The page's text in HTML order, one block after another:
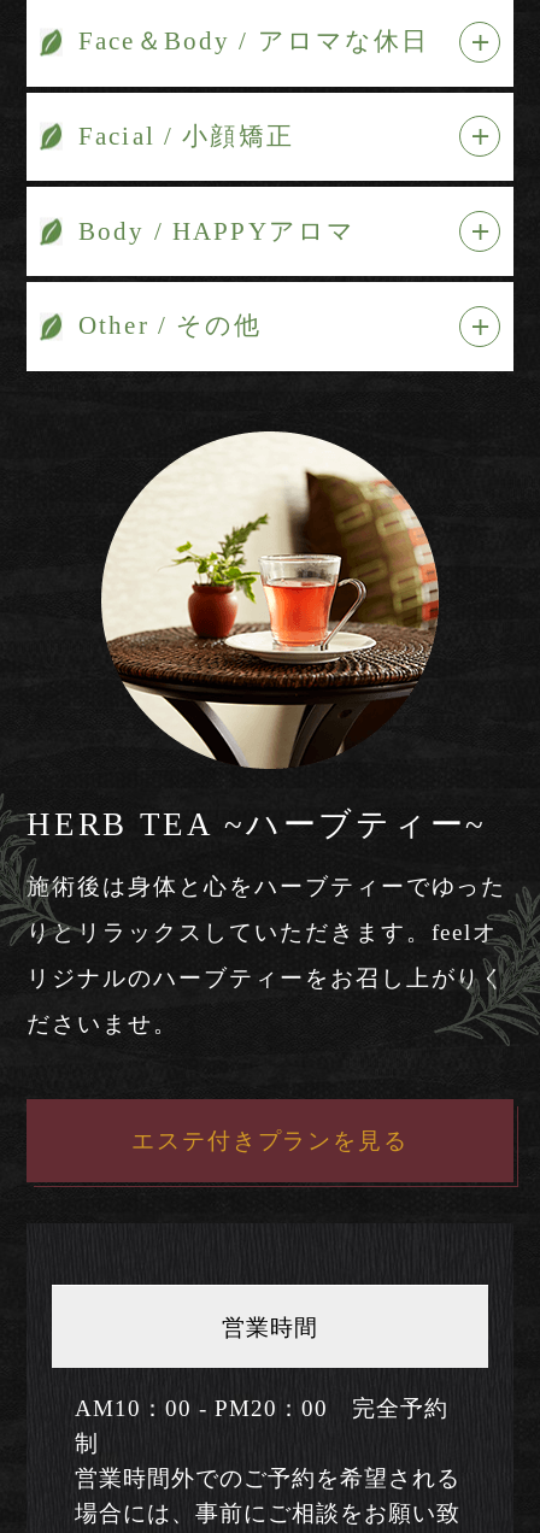
Face＆Body / アロマな休日
Facial / 小顔矯正
Body / HAPPYアロマ
Other / その他
HERB TEA ~ハーブティー~
施術後は身体と心をハーブティーでゆった
りとリラックスしていただきます。feelオ
リジナルのハーブティーをお召し上がりく
ださいませ。
エステ付きプランを見る
営業時間
AM10：00 - PM20：00 完全予約
制
営業時間外でのご予約を希望される
場合には、事前にご相談をお願い致